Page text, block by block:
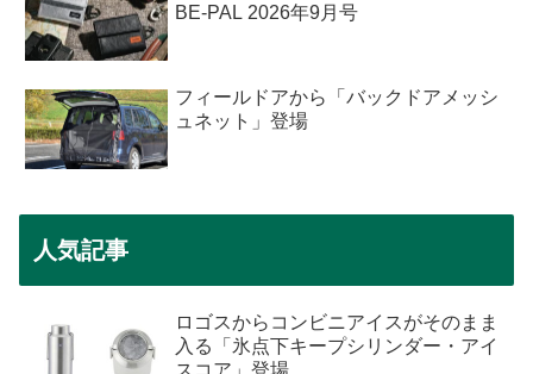
BE-PAL 2026年9月号
フィールドアから「バックドアメッシ
ュネット」登場
人気記事
ロゴスからコンビニアイスがそのまま
入る「氷点下キープシリンダー・アイ